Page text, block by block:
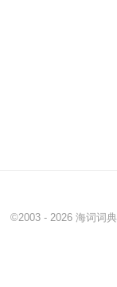
©2003 - 2026 海词词典